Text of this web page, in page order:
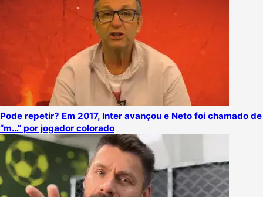
Pode repetir? Em 2017, Inter avançou e Neto foi chamado de
“m…” por jogador colorado